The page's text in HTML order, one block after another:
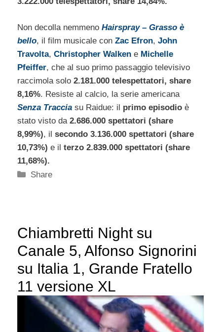
Non decolla nemmeno Hairspray – Grasso è
bello, il film musicale con Zac Efron, John
Travolta, Christopher Walken e Michelle
Pfeiffer, che al suo primo passaggio televisivo
raccimola solo 2.181.000 telespettatori, share
8,16%. Resiste al calcio, la serie americana
Senza Traccia su Raidue: il primo episodio è
stato visto da 2.686.000 spettatori (share
8,99%), il secondo 3.136.000 spettatori (share
10,73%) e il terzo 2.839.000 spettatori (share
11,68%).
Categorie
Share
Chiambretti Night su
Canale 5, Alfonso Signorini
su Italia 1, Grande Fratello
11 versione XL